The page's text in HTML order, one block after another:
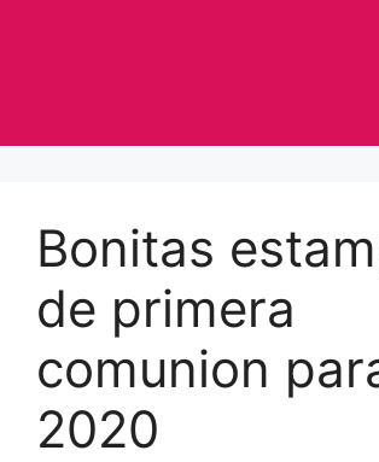
Bonitas
de primera
comunion
2020